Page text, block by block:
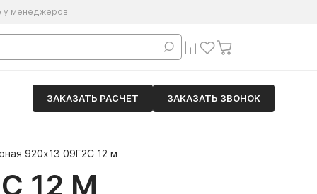
у менеджеров
ЗАКАЗАТЬ РАСЧЕТ ЗАКАЗАТЬ ЗВОНОК
920х13 09Г2С 12 м
12 М